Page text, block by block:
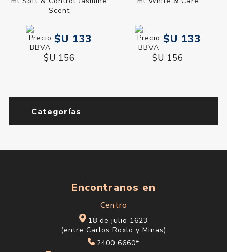
Scent
$U 133
$U 156
$U 133
$U 156
Categorías
Encontranos en
Centro
18 de julio 1623
(entre Carlos Roxlo y Minas)
2400 6660*